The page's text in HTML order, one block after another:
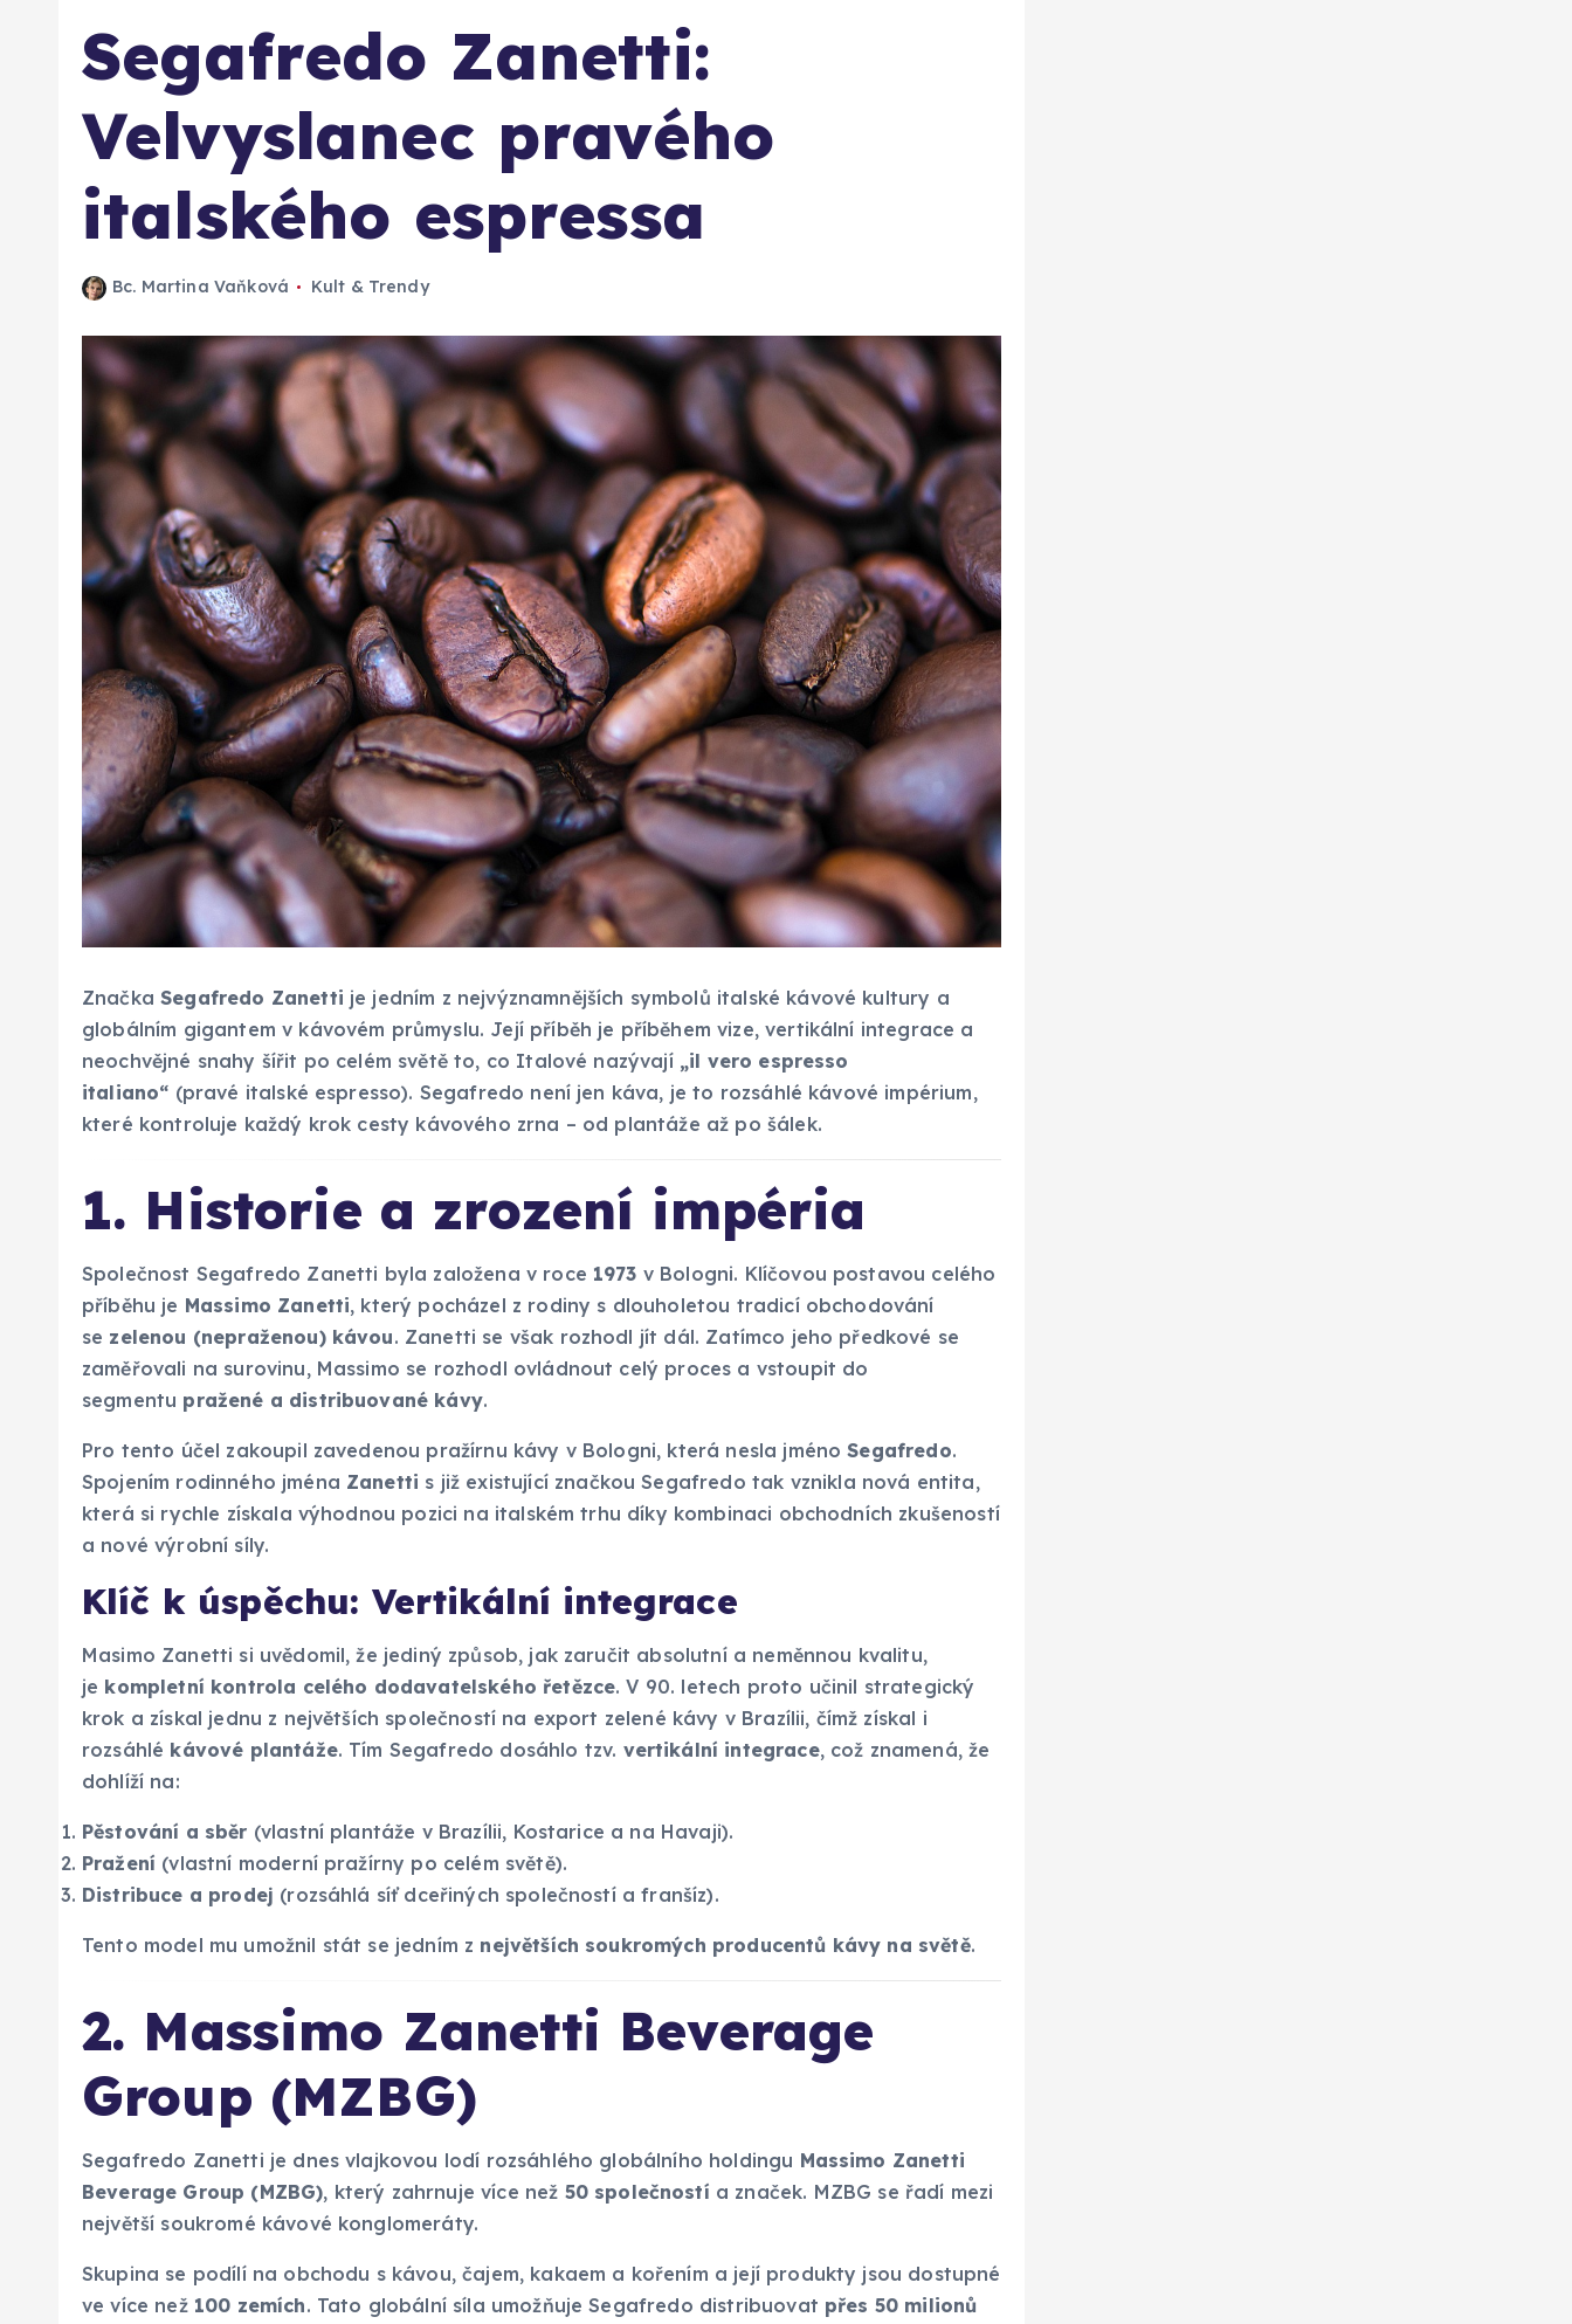
Segafredo Zanetti:
Velvyslanec pravého
italského espressa
Bc. Martina Vaňková Kult & Trendy
ZnačkaSegafredo Zanetti je jedním z nejvýznamnějších symbolů italské kávové kultury a
globálním gigantem v kávovém průmyslu. Její příběh je příběhem vize, vertikální integrace a
neochvějné snahy šířit po celém světě to, co Italové nazývají „il vero espresso
italiano“ (pravé italské espresso). Segafredo není jen káva, je to rozsáhlé kávové impérium,
které kontroluje každý krok cesty kávového zrna – od plantáže až po šálek.
1. Historie a zrození impéria
Společnost Segafredo Zanetti byla založena v roce 1973 v Bologni. Klíčovou postavou celého
příběhu je Massimo Zanetti, který pocházel z rodiny s dlouholetou tradicí obchodování
se zelenou (nepraženou) kávou. Zanetti se však rozhodl jít dál. Zatímco jeho předkové se
zaměřovali na surovinu, Massimo se rozhodl ovládnout celý proces a vstoupit do
segmentu pražené a distribuované kávy.
Pro tento účel zakoupil zavedenou pražírnu kávy v Bologni, která nesla jménoSegafredo.
Spojením rodinného jména Zanetti s již existující značkou Segafredo tak vznikla nová entita,
která si rychle získala výhodnou pozici na italském trhu díky kombinaci obchodních zkušeností
a nové výrobní síly.
Klíč k úspěchu: Vertikální integrace
Masimo Zanetti si uvědomil, že jediný způsob, jak zaručit absolutní a neměnnou kvalitu,
je kompletní kontrola celého dodavatelského řetězce. V 90. letech proto učinil strategický
krok a získal jednu z největších společností na export zelené kávy v Brazílii, čímž získal i
rozsáhlé kávové plantáže. Tím Segafredo dosáhlo tzv. vertikální integrace, což znamená, že
dohlíží na:
Pěstování a sběr (vlastní plantáže v Brazílii, Kostarice a na Havaji).
Pražení (vlastní moderní pražírny po celém světě).
Distribuce a prodej (rozsáhlá síť dceřiných společností a franšíz).
Tento model mu umožnil stát se jedním z největších soukromých producentů kávy na světě.
2. Massimo Zanetti Beverage
Group (MZBG)
Segafredo Zanetti je dnes vlajkovou lodí rozsáhlého globálního holdingu Massimo Zanetti
Beverage Group (MZBG), který zahrnuje více než 50 společností a značek. MZBG se řadí mezi
největší soukromé kávové konglomeráty.
Skupina se podílí na obchodu s kávou, čajem, kakaem a kořením a její produkty jsou dostupné
ve více než 100 zemích. Tato globální síla umožňuje Segafredo distribuovat přes 50 milionů